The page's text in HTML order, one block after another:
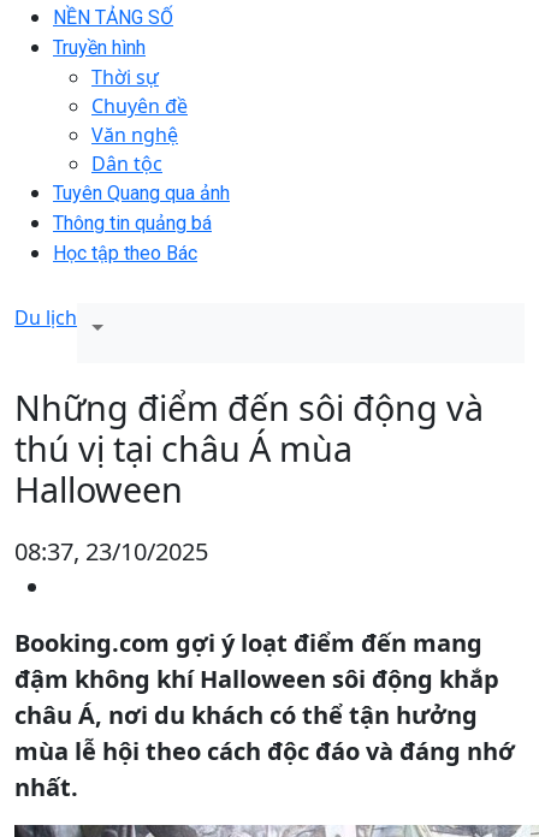
NỀN TẢNG SỐ
Truyền hình
Thời sự
Chuyên đề
Văn nghệ
Dân tộc
Tuyên Quang qua ảnh
Thông tin quảng bá
Học tập theo Bác
Du lịch
Những điểm đến sôi động và
thú vị tại châu Á mùa
Halloween
08:37, 23/10/2025
Booking.com gợi ý loạt điểm đến mang
đậm không khí Halloween sôi động khắp
châu Á, nơi du khách có thể tận hưởng
mùa lễ hội theo cách độc đáo và đáng nhớ
nhất.